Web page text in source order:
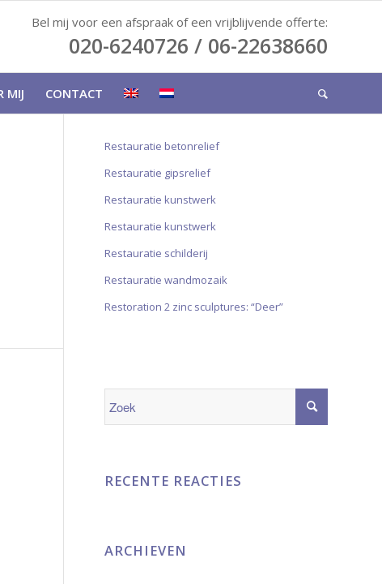
Bel mij voor een afspraak of een vrijblijvende offerte:
020-6240726 / 06-22638660
MIJ CONTACT
Restauratie betonrelief
Restauratie gipsrelief
Restauratie kunstwerk
Restauratie kunstwerk
Restauratie schilderij
Restauratie wandmozaik
Restoration 2 zinc sculptures: “Deer”
RECENTE REACTIES
ARCHIEVEN